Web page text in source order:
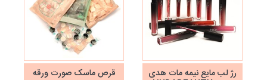
رژ لب مایع نیمه مات هدی قرص ماسک صورت ورقه